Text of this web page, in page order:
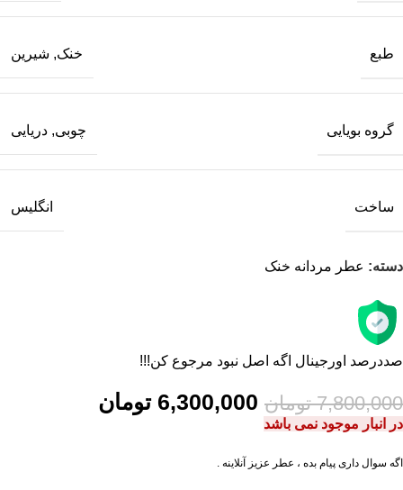
طبع خنک, شیرین
گروه بویایی چوبی, دریایی
ساخت انگلیس
دسته: عطر مردانه خنک
صددرصد اورجینال اگه اصل نبود مرجوع کن!!!
7,800,000 تومان 6,300,000 تومان
در انبار موجود نمی باشد
اگه سوال داری پیام بده ، عطر عزیز آنلاینه .